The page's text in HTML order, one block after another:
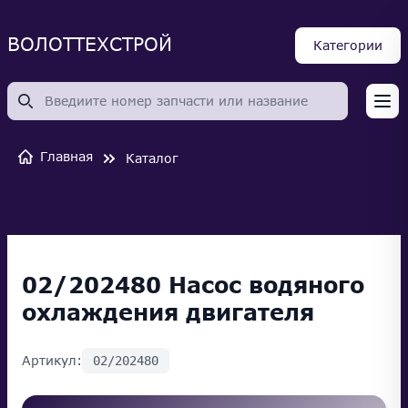
ВОЛОТТЕХСТРОЙ Категории
Главная Каталог
02/202480 Насос водяного
охлаждения двигателя
Артикул: 02/202480